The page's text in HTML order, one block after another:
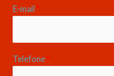
E-mail *
Telefone*